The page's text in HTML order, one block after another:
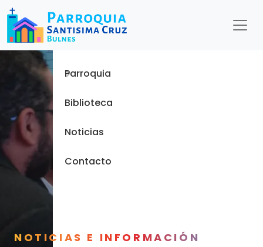
NOTICIAS E INFORMACIÓN
Menu
Inicio
Parroquia
Biblioteca
Noticias
Contacto